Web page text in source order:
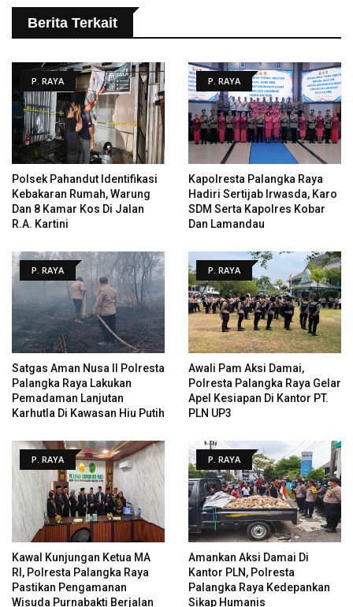
Berita Terkait
P. RAYA
Polsek Pahandut Identifikasi
Kebakaran Rumah, Warung
Dan 8 Kamar Kos Di Jalan
R.A. Kartini
P. RAYA
Kapolresta Palangka Raya
Hadiri Sertijab Irwasda, Karo
SDM Serta Kapolres Kobar
Dan Lamandau
P. RAYA
Satgas Aman Nusa II Polresta
Palangka Raya Lakukan
Pemadaman Lanjutan
Karhutla Di Kawasan Hiu Putih
P. RAYA
Awali Pam Aksi Damai,
Polresta Palangka Raya Gelar
Apel Kesiapan Di Kantor PT.
PLN UP3
P. RAYA
Kawal Kunjungan Ketua MA
RI, Polresta Palangka Raya
Pastikan Pengamanan
Wisuda Purnabakti Berjalan
P. RAYA
Amankan Aksi Damai Di
Kantor PLN, Polresta
Palangka Raya Kedepankan
Sikap Humanis